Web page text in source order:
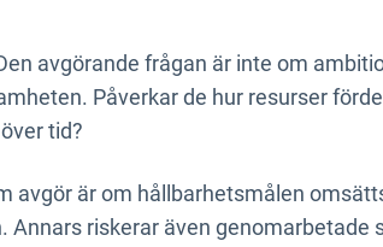
avgörande frågan är inte om
Påverkar de hur resurser
tid?
avgör är om hållbarhetsmålen
Annars riskerar även genomarbetade